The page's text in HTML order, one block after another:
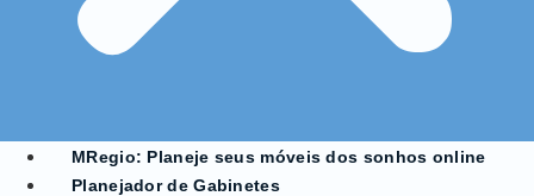
MRegio: Planeje seus móveis dos sonhos online
Planejador de Gabinetes